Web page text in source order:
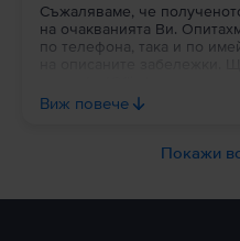
Съжаляваме, че
на очакванията Ви.
по телефона, така и по
необходимата проверка и
Виж повече
Покажи